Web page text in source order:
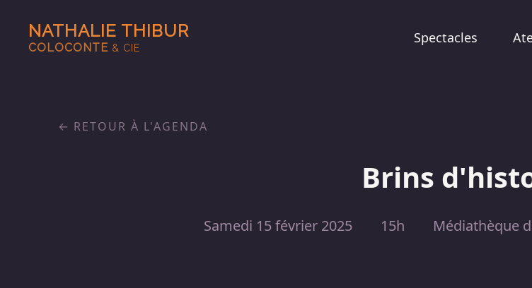
NATHALIE THIBUR
COLOCONTE & CIE
Spectacles
Brins
Samedi 15 février 2025 15h Médiathèque
RETOUR À L'AGENDA